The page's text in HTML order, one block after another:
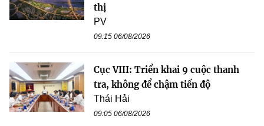
thị
PV
09:15 06/08/2026
Cục VIII: Triển khai 9 cuộc thanh
tra, không để chậm tiến độ
Thái Hải
09:05 06/08/2026